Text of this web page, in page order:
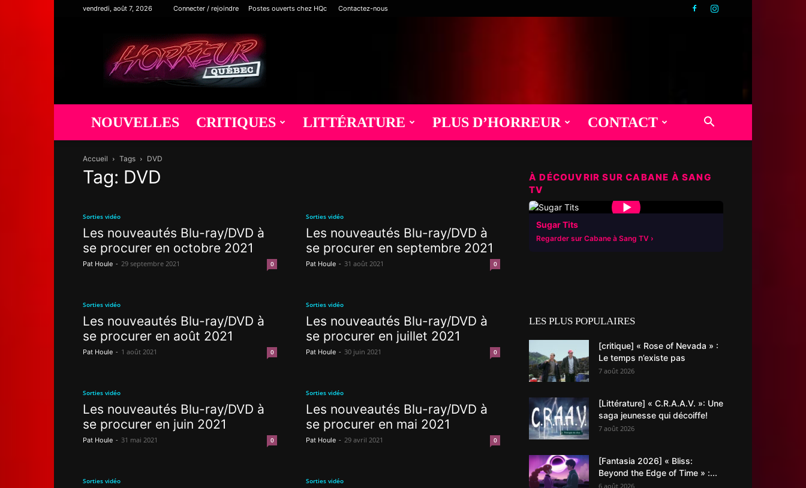
vendredi, août 7, 2026 Connecter / rejoindre Postes ouverts chez HQc Contactez-nous
Horreur
Québec
NOUVELLES CRITIQUES LITTÉRATURE PLUS D’HORREUR CONTACT
Accueil Tags DVD
Tag: DVD
Sorties vidéo
Les nouveautés Blu-ray/DVD à
se procurer en octobre 2021
Pat Houle - 29 septembre 2021 0
Sorties vidéo
Les nouveautés Blu-ray/DVD à
se procurer en septembre 2021
Pat Houle - 31 août 2021 0
Sorties vidéo
Les nouveautés Blu-ray/DVD à
se procurer en août 2021
Pat Houle - 1 août 2021 0
Sorties vidéo
Les nouveautés Blu-ray/DVD à
se procurer en juillet 2021
Pat Houle - 30 juin 2021 0
Sorties vidéo
Les nouveautés Blu-ray/DVD à
se procurer en juin 2021
Pat Houle - 31 mai 2021 0
Sorties vidéo
Les nouveautés Blu-ray/DVD à
se procurer en mai 2021
Pat Houle - 29 avril 2021 0
Sorties vidéo Sorties vidéo
À DÉCOUVRIR SUR CABANE À SANG
TV
▶
Sugar Tits
Regarder sur Cabane à Sang TV
LES PLUS POPULAIRES
[critique] « Rose of Nevada » :
Le temps n’existe pas
7 août 2026
[Littérature] « C.R.A.A.V. »: Une
saga jeunesse qui décoiffe!
7 août 2026
[Fantasia 2026] « Bliss:
Beyond the Edge of Time » :...
6 août 2026